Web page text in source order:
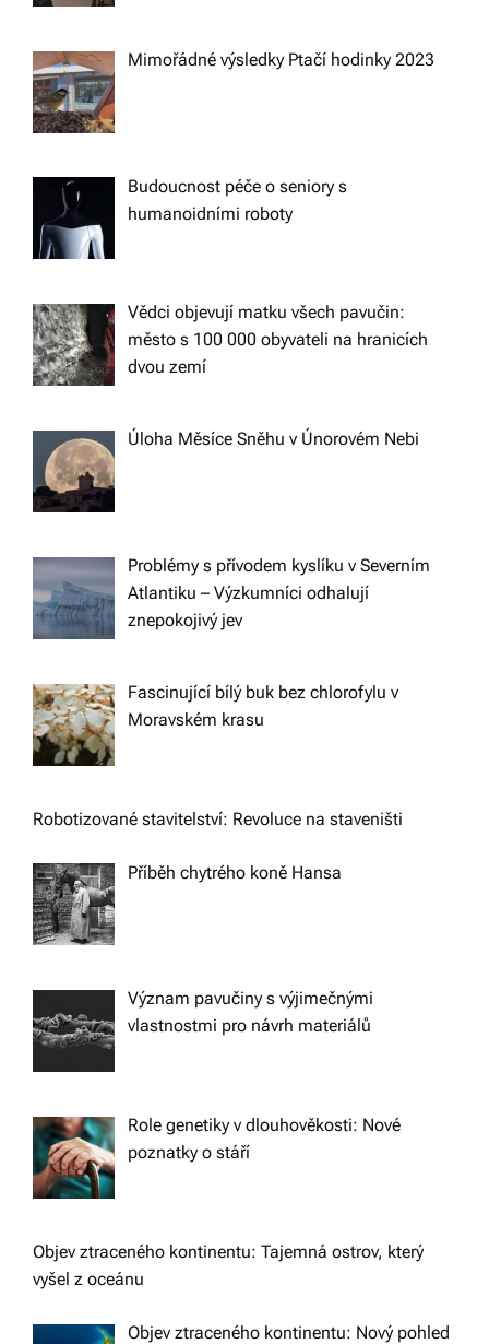
Mimořádné výsledky Ptačí hodinky 2023
Budoucnost péče o seniory s
humanoidními roboty
Vědci objevují matku všech pavučin:
město s 100 000 obyvateli na hranicích
dvou zemí
Úloha Měsíce Sněhu v Únorovém Nebi
Problémy s přívodem kyslíku v Severním
Atlantiku – Výzkumníci odhalují
znepokojivý jev
Fascinující bílý buk bez chlorofylu v
Moravském krasu
Robotizované stavitelství: Revoluce na staveništi
Příběh chytrého koně Hansa
Význam pavučiny s výjimečnými
vlastnostmi pro návrh materiálů
Role genetiky v dlouhověkosti: Nové
poznatky o stáří
Objev ztraceného kontinentu: Tajemná ostrov, který
vyšel z oceánu
Objev ztraceného kontinentu: Nový pohled